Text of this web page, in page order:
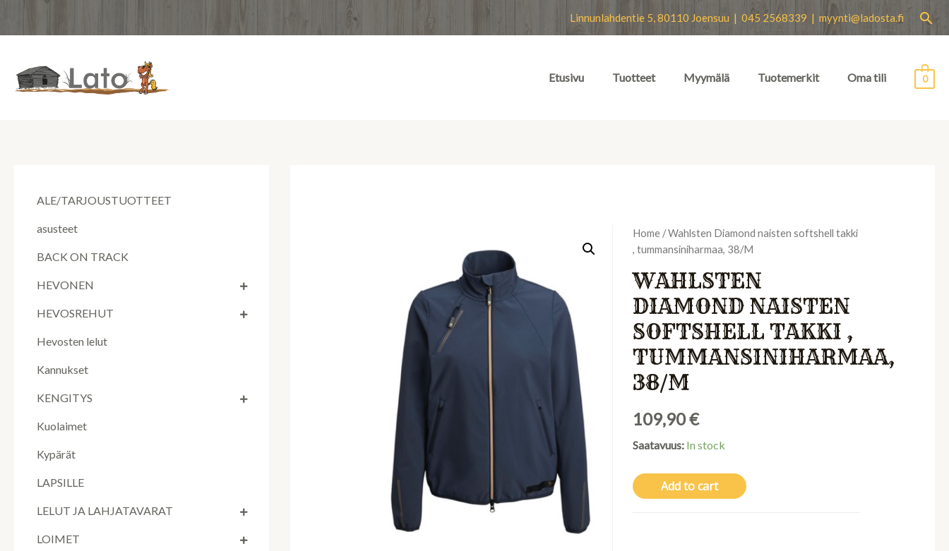
Linnunlahdentie 5, 80110 Joensuu | 045 2568339 | myynti@ladosta.fi Hae
Etusivu Tuotteet Myymälä Tuotemerkit Oma tili 0
ALE/TARJOUSTUOTTEET
asusteet
BACK ON TRACK
HEVONEN
HEVOSREHUT
Hevosten lelut
Kannukset
KENGITYS
Kuolaimet
Kypärät
LAPSILLE
LELUT JA LAHJATAVARAT
LOIMET
Home/ Wahlsten Diamond naisten softshell takki
, tummansiniharmaa, 38/M
WAHLSTEN
DIAMOND NAISTEN
SOFTSHELL TAKKI ,
TUMMANSINIHARMAA,
38/M
109,90€
Saatavuus: In stock
Add to cart